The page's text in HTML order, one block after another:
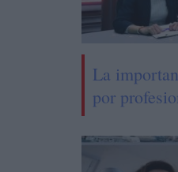
La
por